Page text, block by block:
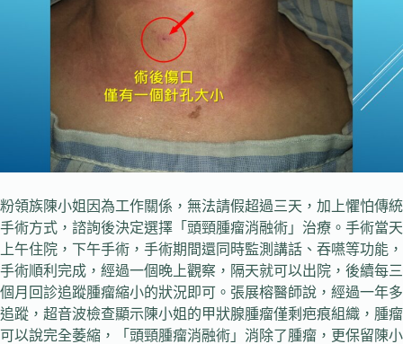
粉領族陳小姐因為工作關係，無法請假超過三天，加上懼怕傳統
手術方式，諮詢後決定選擇「頭頸腫瘤消融術」治療。手術當天
上午住院，下午手術，手術期間還同時監測講話、吞嚥等功能，
手術順利完成，經過一個晚上觀察，隔天就可以出院，後續每三
個月回診追蹤腫瘤縮小的狀況即可。張展榕醫師說，經過一年多
追蹤，超音波檢查顯示陳小姐的甲狀腺腫瘤僅剩疤痕組織，腫瘤
可以說完全萎縮，「頭頸腫瘤消融術」消除了腫瘤，更保留陳小